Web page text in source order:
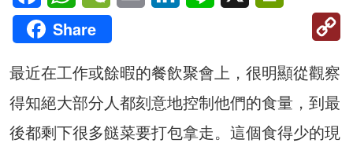
Share
最近在工作或餘暇的餐飲聚會上，很明顯從觀察
得知絕大部分人都刻意地控制他們的食量，到最
後都剩下很多餸菜要打包拿走。這個食得少的現